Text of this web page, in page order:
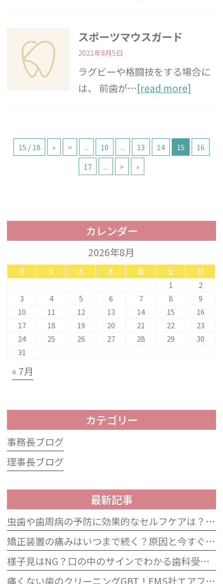
スポーツマウスガード
2021年8月5日
ラグビーや格闘技をする場合に
は、 前歯が…[read more]
15 / 18 « < ... 10 ... 13 14 15
16
17
... > »
カレンダー
2026年8月
月 火 水 木 金 土 日
1
2
3
4 5 6 7 8
9
10
11 12 13 14 15
16
17
18 19 20 21 22
23
24
25 26 27 28 29
30
31
« 7月
カテゴリー
事務長ブログ
理事長ブログ
最新記事
虫歯や歯周病の予防に効果的なセルフケアは？歯科衛生士によるプロフェッショナルも必要な理由
矯正装置の痛みはいつまで続く？原因と今すぐできる5つの対処法
様子見はNG？口の中のサインでわかる歯科受診のタイミング
痛くない歯のクリーニングGBT！EMS社エアフロープロフィラキシスマスターの効果と費用相場を解説